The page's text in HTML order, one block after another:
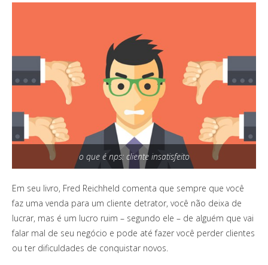
o que é nps: cliente insatisfeito
Em seu livro, Fred Reichheld comenta que sempre que você
faz uma venda para um cliente detrator, você não deixa de
lucrar, mas é um lucro ruim – segundo ele – de alguém que vai
falar mal de seu negócio e pode até fazer você perder clientes
ou ter dificuldades de conquistar novos.